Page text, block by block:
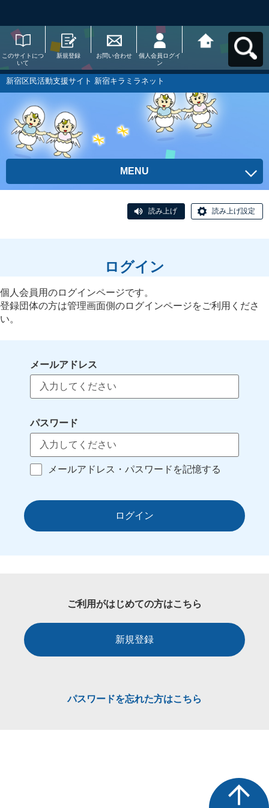
このサイトにつ
いて
新規登録 お問い合わせ
個人会員ログイ
ン
ラミラネットへ
新宿区民活動支援サイト 新宿キラミラネット
MENU
読み上げ 読み上げ設定
ログイン
個人会員用のログインページです。
登録団体の方は管理画面側のログインページをご利用くださ
い。
メールアドレス
パスワード
メールアドレス・パスワードを記憶する
ログイン
ご利用がはじめての方はこちら
新規登録
パスワードを忘れた方はこちら